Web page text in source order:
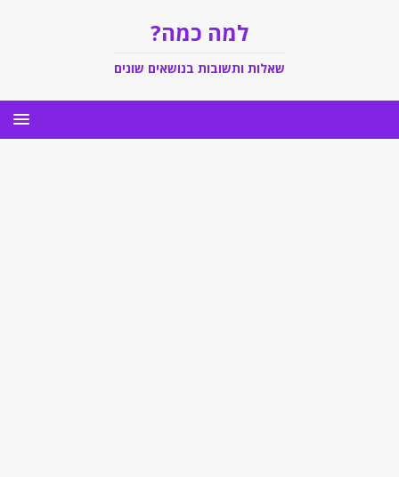
למה כמה?
שאלות ותשובות בנושאים שונים